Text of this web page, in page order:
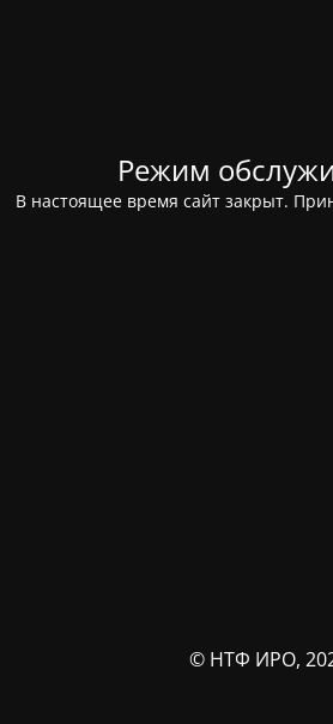
Режим
В настоящее время сайт закрыт.
© НТФ ИРО,